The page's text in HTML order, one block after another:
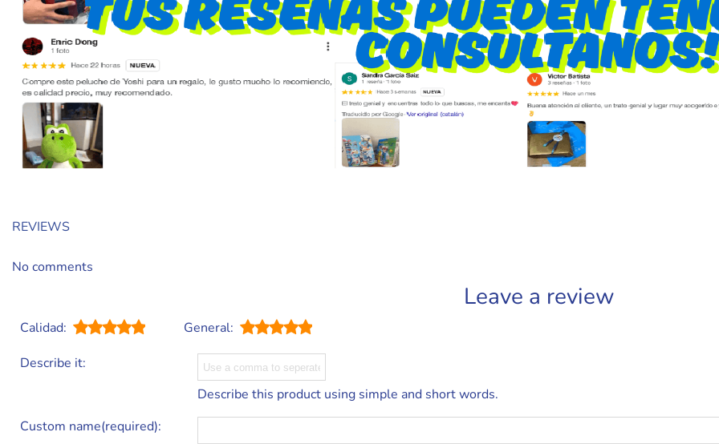
REVIEWS
No comments
Leave a review
Calidad:
General:
Describe it:
Describe this product using simple and short words.
Custom name(required):